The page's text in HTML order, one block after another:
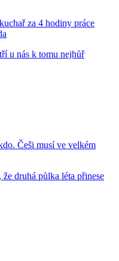
za 4 hodiny práce
u nás k tomu nejhůř
Češi musí ve velkém
druhá půlka léta přinese